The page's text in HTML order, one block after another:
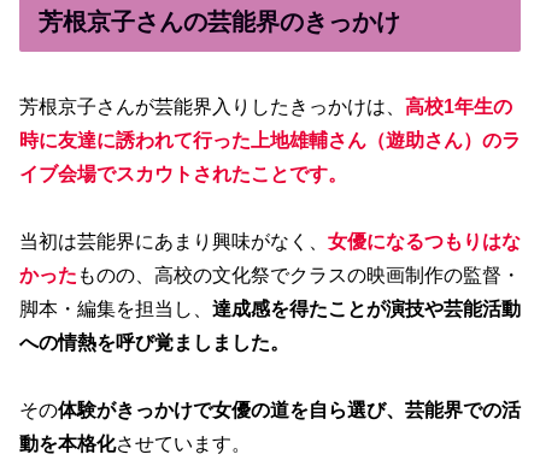
芳根京子さんの芸能界のきっかけ
芳根京子さんが芸能界入りしたきっかけは、 高校1年生の
時に友達に誘われて行った上地雄輔さん（遊助さん）のラ
イブ会場でスカウトされたことです。
当初は芸能界にあまり興味がなく、 女優になるつもりはな
かった ものの、高校の文化祭でクラスの映画制作の監督・
脚本・編集を担当し、 達成感を得たことが演技や芸能活動
への情熱を呼び覚ましました。
その体験がきっかけで女優の道を自ら選び、芸能界での活
動を本格化させています。